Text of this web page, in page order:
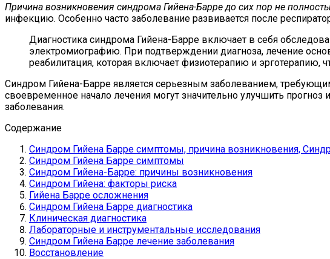
Причина возникновения синдрома Гийена-Барре до сих пор не
инфекцию. Особенно часто заболевание развивается после
Диагностика синдрома Гийена-Барре включает в себя
электромиографию. При подтверждении диагноза, лечение
реабилитация, которая включает физиотерапию и эрготерапию,
Синдром Гийена-Барре является серьезным заболеванием,
своевременное начало лечения могут значительно улучшить
заболевания.
Содержание
Синдром Гийена Барре симптомы, причина возникновения,
Синдром Гийена Барре симптомы
Синдром Гийена-Барре: причины возникновения
Синдром Гийена: факторы риска
Гийена Барре осложнения
Синдром Гийена Барре диагностика
Клиническая диагностика
Лабораторные и инструментальные исследования
Синдром Гийена Барре лечение заболевания
Восстановление